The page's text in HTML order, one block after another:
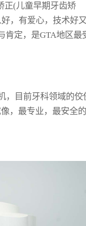
正(儿童早期牙齿矫
，有爱心，技术好又
肯定，是GTA地区最
，目前牙科领域的佼
，最专业，最安全的